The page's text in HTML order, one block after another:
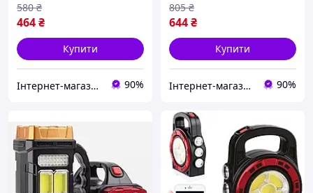
464₴
580 ₴
Купити
Інтернет-магазин Look 100 Clothes 90%
644₴
805 ₴
Купити
Інтернет-магазин Look 100 Clothes 90%